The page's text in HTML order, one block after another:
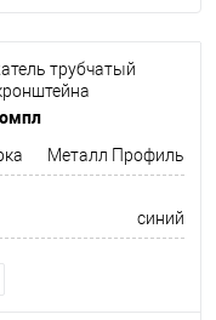
трубчатый
окрас
Металл Профиль
синий